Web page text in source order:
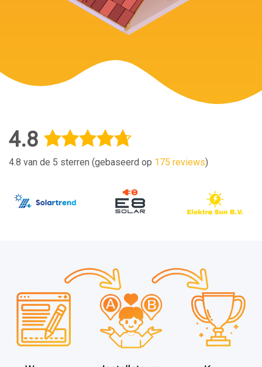
4.8
4.8 van de 5 sterren (gebaseerd op 175 reviews)